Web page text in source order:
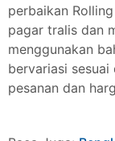
perbaikan
pagar tralis dan
menggunakan
bervariasi
pesanan dan